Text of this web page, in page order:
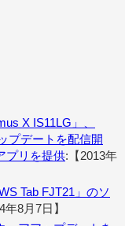
X IS11LG」、
プデートを配信開
プリを提供:【2013年
Tab FJT21」のソ
年8月7日】